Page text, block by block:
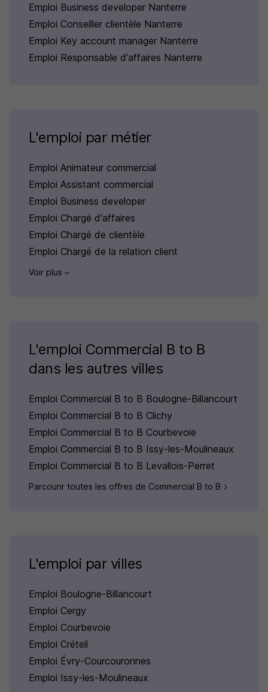
Emploi Business developer Nanterre
Emploi Conseiller clientèle Nanterre
Emploi Key account manager Nanterre
Emploi Responsable d'affaires Nanterre
L'emploi par métier
Emploi Animateur commercial
Emploi Assistant commercial
Emploi Business developer
Emploi Chargé d'affaires
Emploi Chargé de clientèle
Emploi Chargé de la relation client
Voir plus
L'emploi Commercial B to B
dans les autres villes
Emploi Commercial B to B Boulogne-Billancourt
Emploi Commercial B to B Clichy
Emploi Commercial B to B Courbevoie
Emploi Commercial B to B Issy-les-Moulineaux
Emploi Commercial B to B Levallois-Perret
Parcourir toutes les offres de Commercial B to B
L'emploi par villes
Emploi Boulogne-Billancourt
Emploi Cergy
Emploi Courbevoie
Emploi Créteil
Emploi Évry-Courcouronnes
Emploi Issy-les-Moulineaux